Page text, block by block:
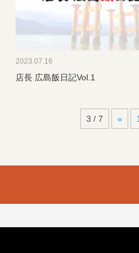
2023.07.16
店長 広島飯日記Vol.1
3 / 7 «